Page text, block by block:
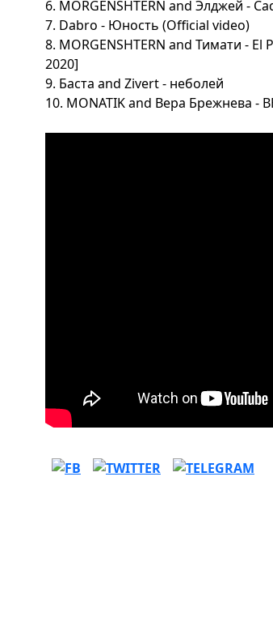
6. MORGENSHTERN and Элджей -
7. Dabro - Юность (Official video)
8. MORGENSHTERN and Тимати -
2020]
9. Баста and Zivert - неболей
10. MONATIK and Вера Брежнева -